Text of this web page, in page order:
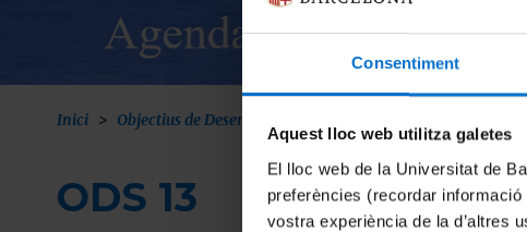
Consentiment
Aquest lloc web utilitza galetes
El lloc web de la Universitat de
preferències (recordar
vostra experiència de la d’altres
d'ariadna
Inici Objectius de Desenvolupament Sostenible
ODS 13